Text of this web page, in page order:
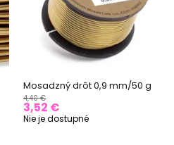
Mosadzný drôt 0,9 mm/50 g
4,40 €
3,52 €
Nie je dostupné